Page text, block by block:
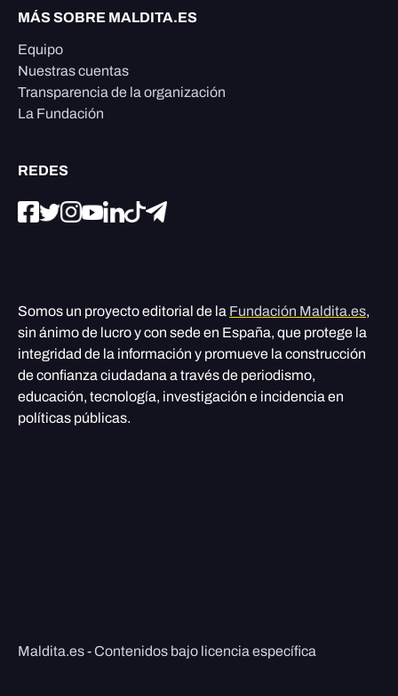
MÁS SOBRE MALDITA.ES
Equipo
Nuestras cuentas
Transparencia de la organización
La Fundación
REDES
Somos un proyecto editorial de la Fundación Maldita.es,
sin ánimo de lucro y con sede en España, que protege la
integridad de la información y promueve la construcción
de confianza ciudadana a través de periodismo,
educación, tecnología, investigación e incidencia en
políticas públicas.
Maldita.es - Contenidos bajo licencia específica